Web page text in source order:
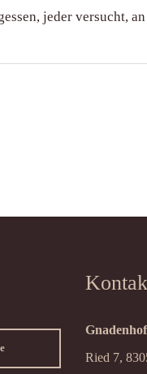
jeder versucht,
Ried 7,